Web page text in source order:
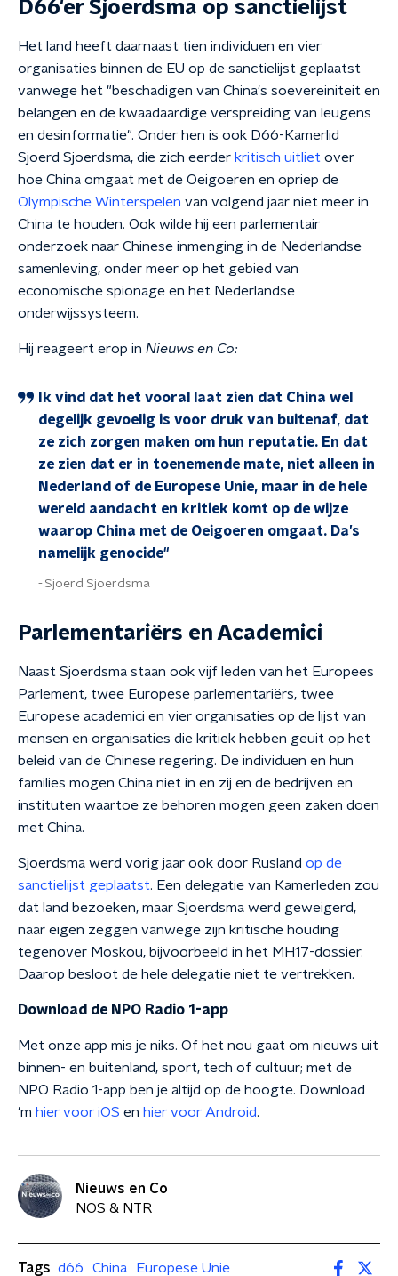
D66'er Sjoerdsma op sanctielijst
Het land heeft daarnaast tien individuen en vier
organisaties binnen de EU op de sanctielijst geplaatst
vanwege het "beschadigen van China's soevereiniteit en
belangen en de kwaadaardige verspreiding van leugens
en desinformatie". Onder hen is ook D66-Kamerlid
Sjoerd Sjoerdsma, die zich eerder kritisch uitliet over
hoe China omgaat met de Oeigoeren en opriep de
Olympische Winterspelen van volgend jaar niet meer in
China te houden. Ook wilde hij een parlementair
onderzoek naar Chinese inmenging in de Nederlandse
samenleving, onder meer op het gebied van
economische spionage en het Nederlandse
onderwijssysteem.
Hij reageert erop in Nieuws en Co:
Ik vind dat het vooral laat zien dat China wel
degelijk gevoelig is voor druk van buitenaf, dat
ze zich zorgen maken om hun reputatie. En dat
ze zien dat er in toenemende mate, niet alleen in
Nederland of de Europese Unie, maar in de hele
wereld aandacht en kritiek komt op de wijze
waarop China met de Oeigoeren omgaat. Da’s
namelijk genocide"
Sjoerd Sjoerdsma
Parlementariërs en Academici
Naast Sjoerdsma staan ook vijf leden van het Europees
Parlement, twee Europese parlementariërs, twee
Europese academici en vier organisaties op de lijst van
mensen en organisaties die kritiek hebben geuit op het
beleid van de Chinese regering. De individuen en hun
families mogen China niet in en zij en de bedrijven en
instituten waartoe ze behoren mogen geen zaken doen
met China.
Sjoerdsma werd vorig jaar ook door Rusland op de
sanctielijst geplaatst. Een delegatie van Kamerleden zou
dat land bezoeken, maar Sjoerdsma werd geweigerd,
naar eigen zeggen vanwege zijn kritische houding
tegenover Moskou, bijvoorbeeld in het MH17-dossier.
Daarop besloot de hele delegatie niet te vertrekken.
Download de NPO Radio 1-app
Met onze app mis je niks. Of het nou gaat om nieuws uit
binnen- en buitenland, sport, tech of cultuur; met de
NPO Radio 1-app ben je altijd op de hoogte. Download
'm hier voor iOS en hier voor Android.
Nieuws en Co
NOS & NTR
Tags d66 China
Europese Unie